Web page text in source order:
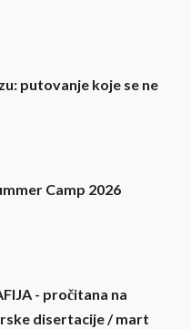
putovanje koje se ne
Camp 2026
- pročitana na
disertacije / mart